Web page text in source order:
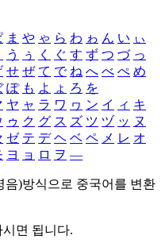
ま や ゃ ら わ ゎ ん い ぃ
う ぅ く ぐ す ず つ づ っ
せ ぜ て で ね へ べ ぺ め
ぽ も よ ょ ろ を
ヤ ャ ラ ワ ヮ ン イ ィ キ
ゥ ク グ ス ズ ツ ヅ ッ ヌ
ゼ テ デ ヘ ベ ペ メ レ オ
ヨ ョ ロ ヲ ―
음)방식으로 중국어를 변환
면 됩니다.